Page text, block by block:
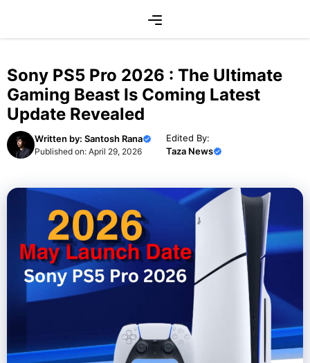
content
Sony PS5 Pro 2026 : The Ultimate
Gaming Beast Is Coming Latest
Update Revealed
Written by: Santosh Rana
Published on: April 29, 2026
Edited By:
Taza News